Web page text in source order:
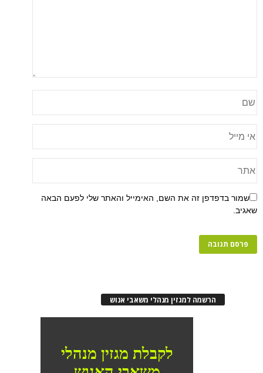
שמור בדפדפן זה את השם, האימייל והאתר שלי לפעם הבאה
שאגיב.
הרשמה למגזין מנהלי משאבי אנוש